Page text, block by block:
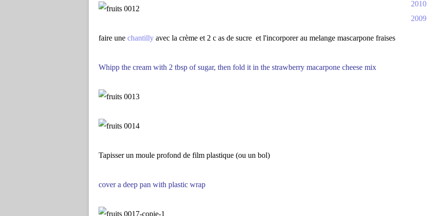
faire une chantilly avec la crème et 2 c as de sucre et l'incorporer au melange mascarpone fraises
Whipp the cream with 2 tbsp of sugar, then fold it in the strawberry macarpone cheese mix
Tapisser un moule profond de film plastique (ou un bol)
cover a deep pan with plastic wrap
2010
2009